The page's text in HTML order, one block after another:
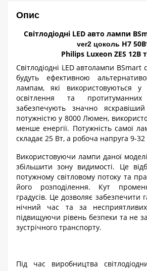
Опис
Світлодіодні LED авто лампи
ver2 цоколь H7
Philips Luxeon ZES 12В
Світлодіодні LED автолампи BSmart
будуть ефективною
лампам, які використовуються у
освітлення та
забезпечують значно
потужністю у 8000 Люмен,
менше енергії. Потужність самої
складає 25 Вт, а робоча напруга 9-32
Використовуючи лампи даної
збільшити зону видимості. Це
потужному світловому потоку та
його розподілення. Кут
градусів. Це дозволяє забезпечити
нічний час та за
підвищуючи рівень безпеки та не
зустрічного транспорту.
Під час виробництва